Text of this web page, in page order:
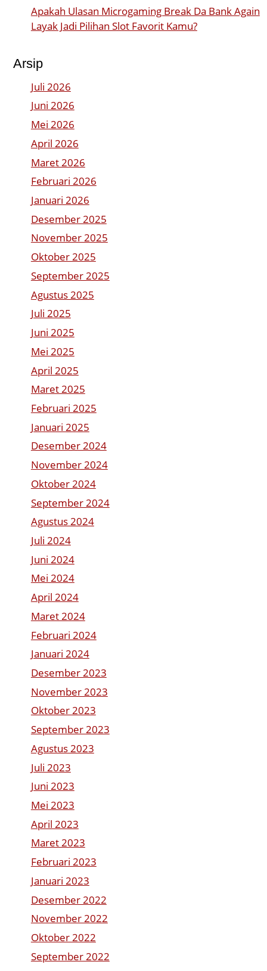
Apakah Ulasan Microgaming Break Da Bank Again
Layak Jadi Pilihan Slot Favorit Kamu?
Arsip
Juli 2026
Juni 2026
Mei 2026
April 2026
Maret 2026
Februari 2026
Januari 2026
Desember 2025
November 2025
Oktober 2025
September 2025
Agustus 2025
Juli 2025
Juni 2025
Mei 2025
April 2025
Maret 2025
Februari 2025
Januari 2025
Desember 2024
November 2024
Oktober 2024
September 2024
Agustus 2024
Juli 2024
Juni 2024
Mei 2024
April 2024
Maret 2024
Februari 2024
Januari 2024
Desember 2023
November 2023
Oktober 2023
September 2023
Agustus 2023
Juli 2023
Juni 2023
Mei 2023
April 2023
Maret 2023
Februari 2023
Januari 2023
Desember 2022
November 2022
Oktober 2022
September 2022